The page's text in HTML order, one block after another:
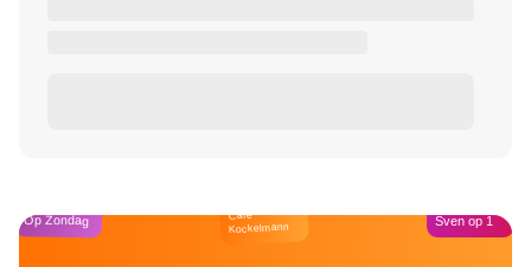
Op Zondag Café
Kockelmann Sven op 1